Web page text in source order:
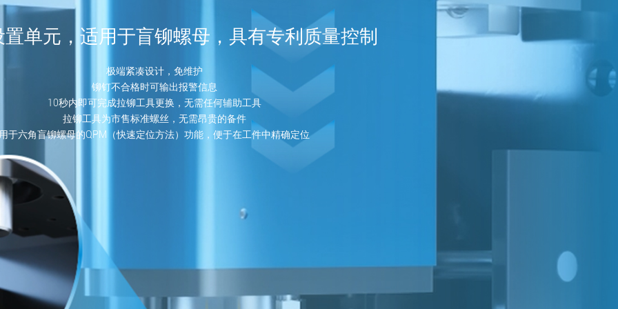
单元，适用于盲铆螺母，具有专利质量控制
极端紧凑设计，免维护
铆钉不合格时可输出报警信息
10秒内即可完成拉铆工具更换，无需任何辅助工具
拉铆工具为市售标准螺丝，无需昂贵的备件
于六角盲铆螺母的QPM（快速定位方法）功能，便于在工件中精确定位